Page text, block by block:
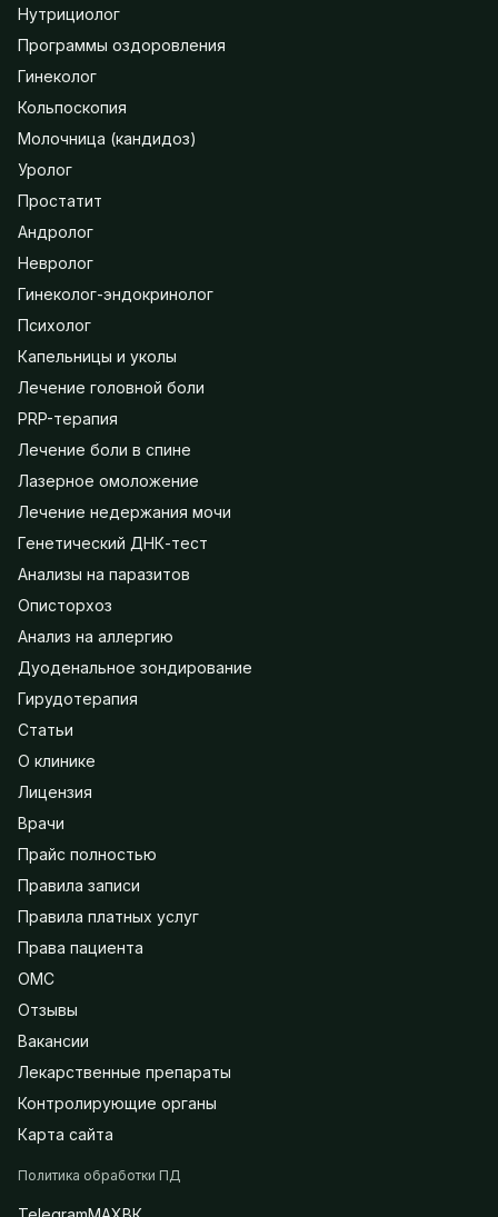
Нутрициолог
Программы оздоровления
Гинеколог
Кольпоскопия
Молочница (кандидоз)
Уролог
Простатит
Андролог
Невролог
Гинеколог-эндокринолог
Психолог
Капельницы и уколы
Лечение головной боли
PRP-терапия
Лечение боли в спине
Лазерное омоложение
Лечение недержания мочи
Генетический ДНК-тест
Анализы на паразитов
Описторхоз
Анализ на аллергию
Дуоденальное зондирование
Гирудотерапия
Статьи
О клинике
Лицензия
Врачи
Прайс полностью
Правила записи
Правила платных услуг
Права пациента
ОМС
Отзывы
Вакансии
Лекарственные препараты
Контролирующие органы
Карта сайта
Политика обработки ПД